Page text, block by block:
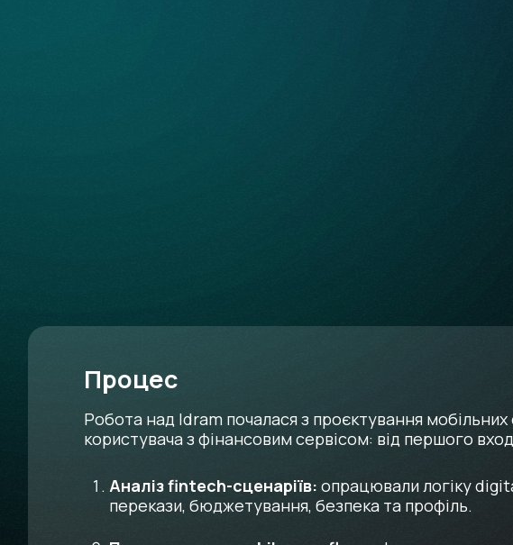
Процес
Робота над Idram почалася з проєктування
користувача з фінансовим сервісом: від першого
Аналіз fintech-сценаріїв: опрацювали логіку
перекази, бюджетування, безпека та профіль.